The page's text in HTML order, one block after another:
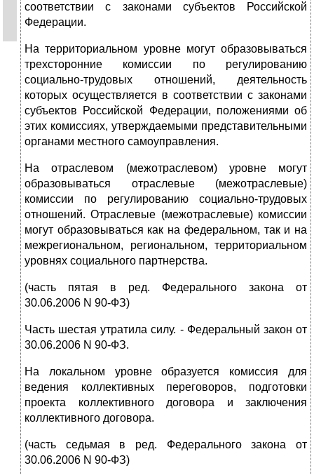
соответствии с законами субъектов Российской
Федерации.
На территориальном уровне могут образовываться
трехсторонние комиссии по регулированию
социально-трудовых отношений, деятельность
которых осуществляется в соответствии с законами
субъектов Российской Федерации, положениями об
этих комиссиях, утверждаемыми представительными
органами местного самоуправления.
На отраслевом (межотраслевом) уровне могут
образовываться отраслевые (межотраслевые)
комиссии по регулированию социально-трудовых
отношений. Отраслевые (межотраслевые) комиссии
могут образовываться как на федеральном, так и на
межрегиональном, региональном, территориальном
уровнях социального партнерства.
(часть пятая в ред. Федерального закона от
30.06.2006 N 90-ФЗ)
Часть шестая утратила силу. - Федеральный закон от
30.06.2006 N 90-ФЗ.
На локальном уровне образуется комиссия для
ведения коллективных переговоров, подготовки
проекта коллективного договора и заключения
коллективного договора.
(часть седьмая в ред. Федерального закона от
30.06.2006 N 90-ФЗ)